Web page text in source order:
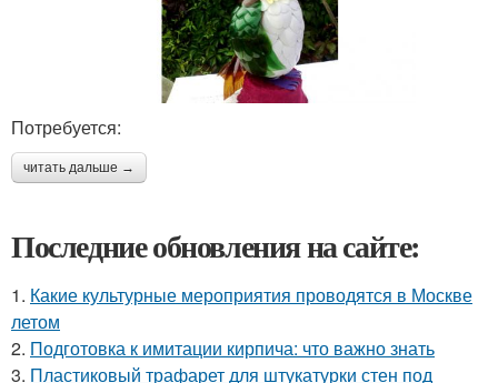
Потребуется:
читать дальше →
Последние обновления на сайте:
1. Какие культурные мероприятия проводятся в Москве
летом
2. Подготовка к имитации кирпича: что важно знать
3. Пластиковый трафарет для штукатурки стен под